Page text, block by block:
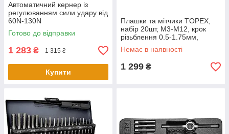
Автоматичний кернер із
регулюванням сили удару від
60N-130N
Готово до відправки
1 283 ₴ 1 315 ₴
Купити
Плашки та мітчики TOPEX,
набір 20шт, M3-M12, крок
різьблення 0.5-1.75мм,
вольфрамова сталь
Немає в наявності
1 299 ₴